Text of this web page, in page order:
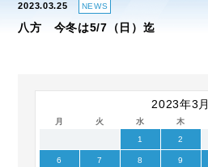
2023.03.25 NEWS
八方 今冬は5/7（日）迄
2023年3月
月 火 水 木
1 2
6 7 8 9